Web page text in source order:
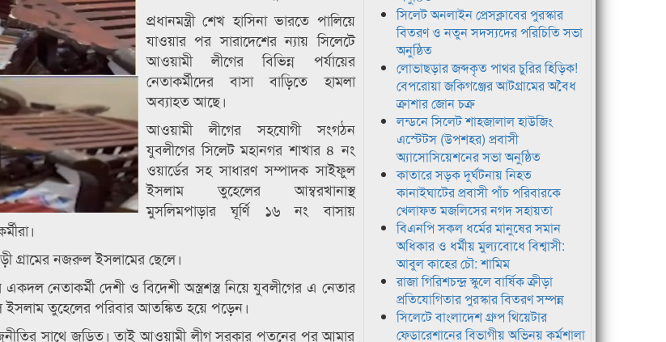
প্রধানমন্ত্রী শেখ হাসিনা ভারতে পালিয়ে
যাওয়ার পর সারাদেশের ন্যায় সিলেটে
আওয়ামী লীগের বিভিন্ন পর্যায়ের
নেতাকর্মীদের বাসা বাড়িতে হামলা
অব্যাহত আছে।
আওয়ামী লীগের সহযোগী সংগঠন
যুবলীগের সিলেট মহানগর শাখার ৪ নং
ওয়ার্ডের সহ সাধারণ সম্পাদক সাইফুল
ইসলাম তুহেলের আম্বরখানাস্থ
মুসলিমপাড়ার ঘূর্ণি ১৬ নং বাসায়
গ্রামের নজরুল ইসলামের ছেলে।
নেতাকর্মী দেশী ও বিদেশী অস্ত্রশস্ত্র নিয়ে যুবলীগের এ নেতার
তুহেলের পরিবার আতঙ্কিত হয়ে পড়েন।
সাথে জড়িত। তাই আওয়ামী লীগ সরকার পতনের পর আমার
সিলেট অনলাইন প্রেসক্লাবের পুরস্কার
বিতরণ ও নতুন সদস্যদের পরিচিতি সভা
অনুষ্ঠিত
লোভাছড়ার জব্দকৃত পাথর চুরির হিড়িক!
বেপরোয়া জকিগঞ্জের আটগ্রামের অবৈধ
ক্রাশার জোন চক্র
লন্ডনে সিলেট শাহজালাল হাউজিং
এস্টেটস (উপশহর) প্রবাসী
অ্যাসোসিয়েশনের সভা অনুষ্ঠিত
কাতারে সড়ক দুর্ঘটনায় নিহত
কানাইঘাটের প্রবাসী পাঁচ পরিবারকে
খেলাফত মজলিসের নগদ সহায়তা
বিএনপি সকল ধর্মের মানুষের সমান
অধিকার ও ধর্মীয় মুল্যবোধে বিশ্বাসী:
আবুল কাহের চৌ: শামিম
রাজা গিরিশচন্দ্র স্কুলে বার্ষিক ক্রীড়া
প্রতিযোগিতার পুরস্কার বিতরণ সম্পন্ন
সিলেটে বাংলাদেশ গ্রুপ থিয়েটার
ফেডারেশানের বিভাগীয় অভিনয় কর্মশালা